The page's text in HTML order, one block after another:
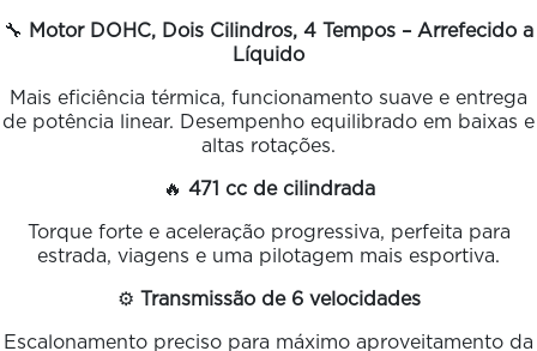
🔧 Motor DOHC, Dois Cilindros, 4 Tempos – Arrefecido a
Líquido
Mais eficiência térmica, funcionamento suave e entrega
de potência linear. Desempenho equilibrado em baixas e
altas rotações.
🔥 471 cc de cilindrada
Torque forte e aceleração progressiva, perfeita para
estrada, viagens e uma pilotagem mais esportiva.
⚙️ Transmissão de 6 velocidades
Escalonamento preciso para máximo aproveitamento da